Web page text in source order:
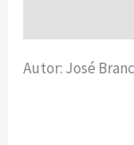
Autor: José